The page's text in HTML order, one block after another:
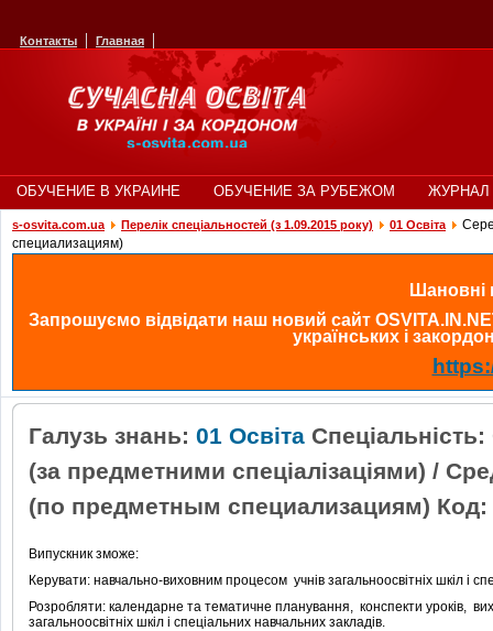
Контакты Главная
ОБУЧЕНИЕ В УКРАИНЕ ОБУЧЕНИЕ ЗА РУБЕЖОМ ЖУРНАЛ
s-osvita.com.ua Перелік спеціальностей (з 1.09.2015 року) 01 Освіта
специализациям)
Шановні
Запрошуємо відвідати наш новий сайт
українських і
Галузь знань: 01 Освіта
(за предметними спеціалізаціями) /
(по предметным специализациям) Код:
Випускник зможе:
Керувати: навчально-виховним процесом учнів загальноосвітніх шкіл і
Розробляти: календарне та тематичне планування, конспекти уроків,
загальноосвітніх шкіл і спеціальних навчальних закладів.